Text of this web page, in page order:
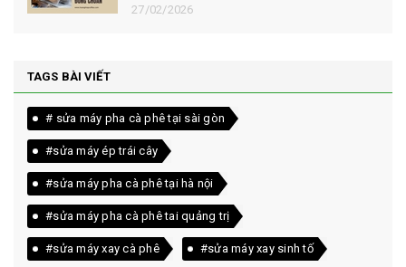
27/02/2026
TAGS BÀI VIẾT
# sửa máy pha cà phê tại sài gòn
#sửa máy ép trái cây
#sửa máy pha cà phê tại hà nội
#sửa máy pha cà phê tai quảng trị
#sửa máy xay cà phê #sửa máy xay sinh tố